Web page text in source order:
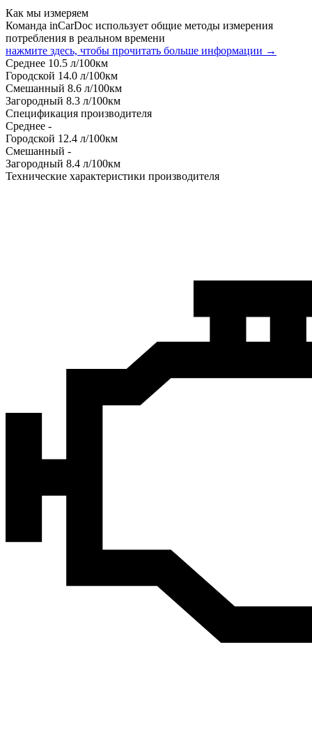
Как мы измеряем
Команда inCarDoc использует общие методы измерения
потребления в реальном времени
нажмите здесь, чтобы прочитать больше информации →
Среднее 10.5 л/100км
Городской 14.0 л/100км
Смешанный 8.6 л/100км
Загородный 8.3 л/100км
Спецификация производителя
Среднее -
Городской 12.4 л/100км
Смешанный -
Загородный 8.4 л/100км
Технические характеристики производителя